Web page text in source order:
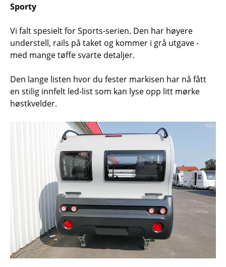
Sporty
Vi falt spesielt for Sports-serien. Den har høyere
understell, rails på taket og kommer i grå utgave -
med mange tøffe svarte detaljer.
Den lange listen hvor du fester markisen har nå fått
en stilig innfelt led-list som kan lyse opp litt mørke
høstkvelder.